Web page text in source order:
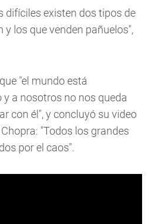
difíciles existen dos tipos de
y los que venden pañuelos",
"el mundo está
a nosotros no nos queda
con él", y concluyó su video
"Todos los grandes
por el caos".